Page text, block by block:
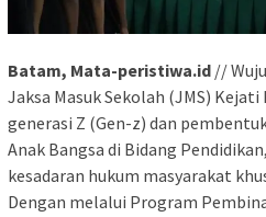
Batam, Mata-peristiwa.id //
Jaksa Masuk Sekolah (JMS)
generasi Z (Gen-z) dan
Anak Bangsa di Bidang
kesadaran hukum masyarakat
Dengan melalui Program